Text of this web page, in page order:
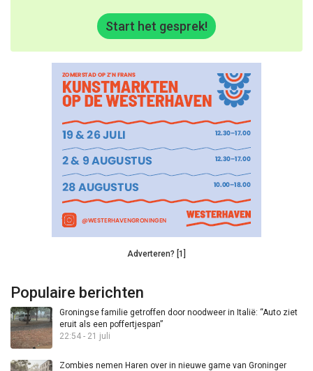
Start het gesprek!
Adverteren? [1]
Populaire berichten
Groningse familie getroffen door noodweer in Italië: “Auto ziet
eruit als een poffertjespan”
22:54 - 21 juli
Zombies nemen Haren over in nieuwe game van Groninger